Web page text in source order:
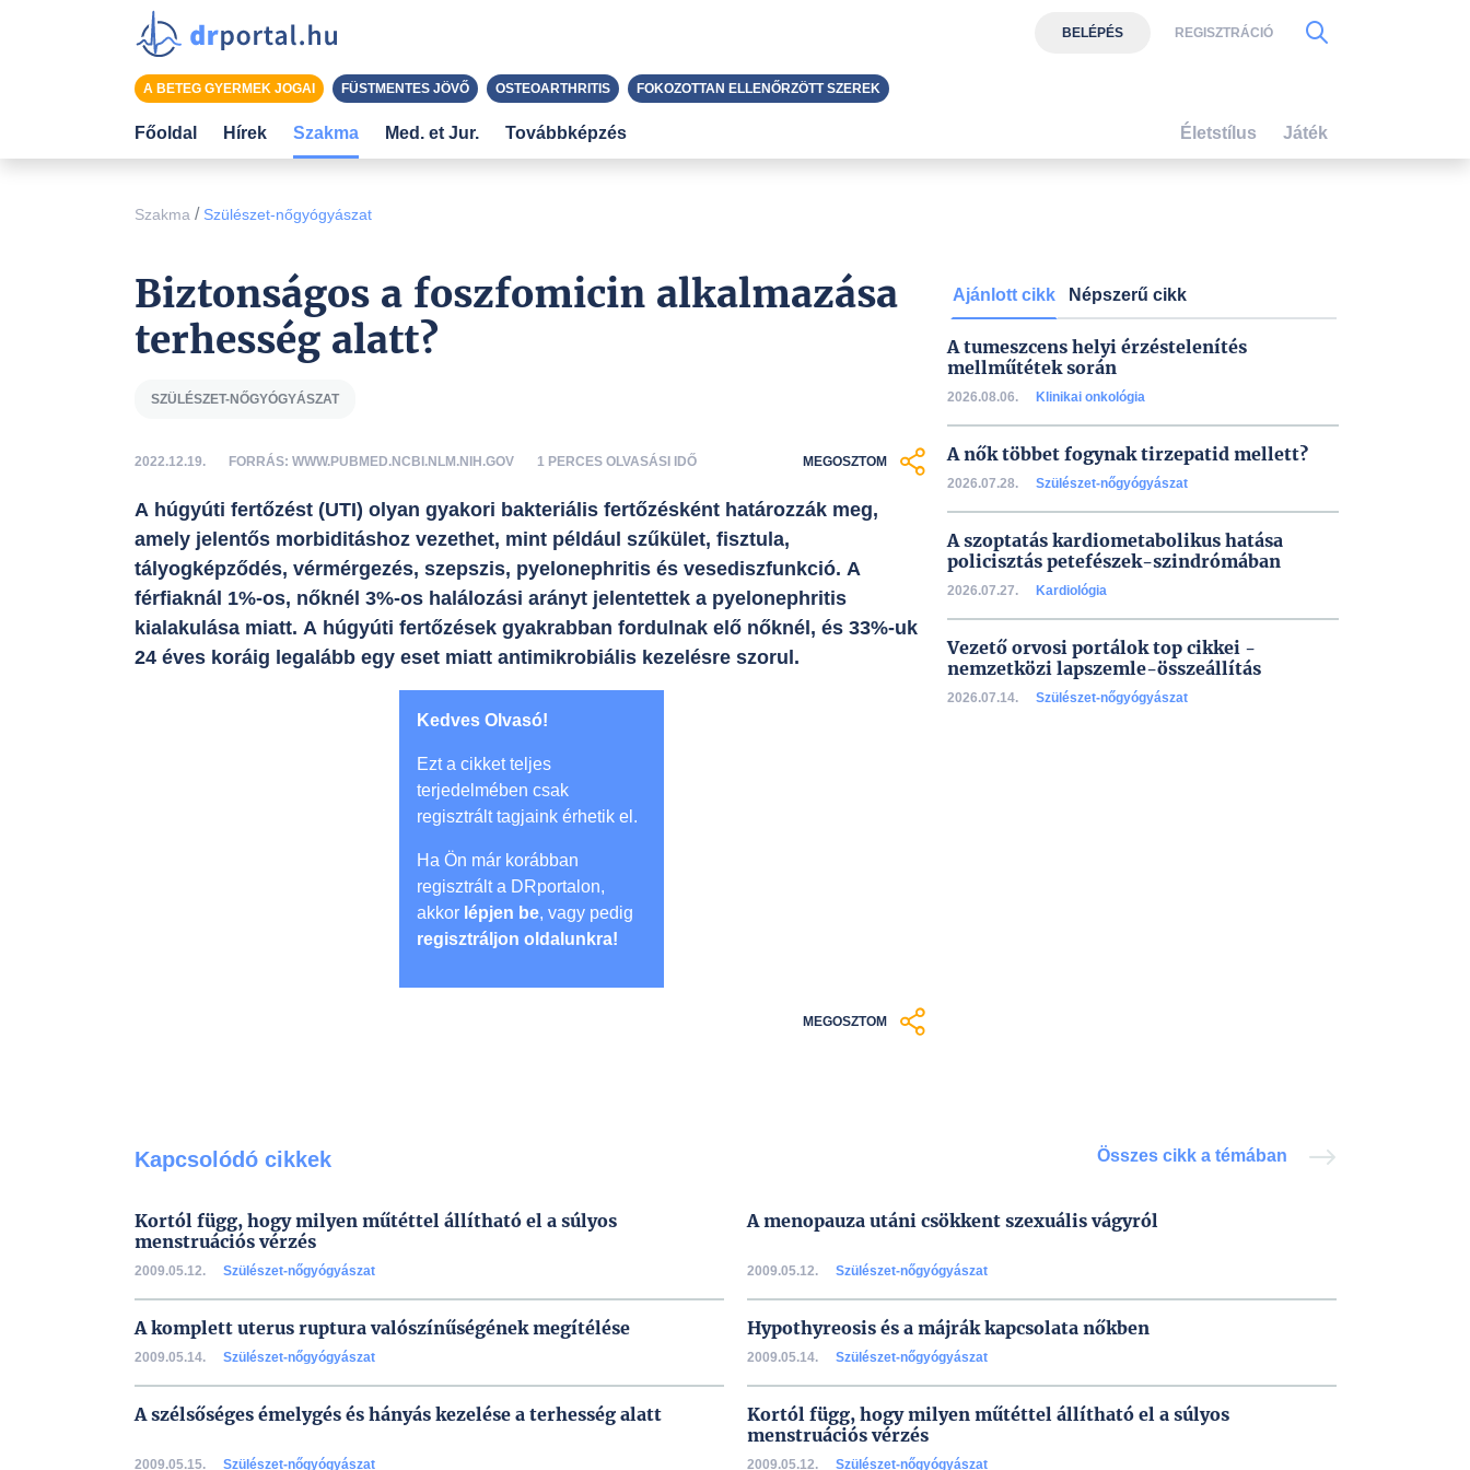
Szakma / Szülészet-nőgyógyászat
Biztonságos a foszfomicin alkalmazása
terhesség alatt?
SZÜLÉSZET-NŐGYÓGYÁSZAT
2022.12.19. FORRÁS: WWW.PUBMED.NCBI.NLM.NIH.GOV 1 PERCES OLVASÁSI IDŐ MEGOSZTOM
A húgyúti fertőzést (UTI) olyan gyakori bakteriális fertőzésként határozzák meg,
amely jelentős morbiditáshoz vezethet, mint például szűkület, fisztula,
tályogképződés, vérmérgezés, szepszis, pyelonephritis és vesediszfunkció. A
férfiaknál 1%-os, nőknél 3%-os halálozási arányt jelentettek a pyelonephritis
kialakulása miatt. A húgyúti fertőzések gyakrabban fordulnak elő nőknél, és 33%-uk
24 éves koráig legalább egy eset miatt antimikrobiális kezelésre szorul.
Kedves Olvasó!
Ezt a cikket teljes
terjedelmében csak
regisztrált tagjaink érhetik el.
Ha Ön már korábban
regisztrált a DRportalon,
akkor lépjen be, vagy pedig
regisztráljon oldalunkra!
MEGOSZTOM
Ajánlott cikk Népszerű cikk
A tumeszcens helyi érzéstelenítés
mellműtétek során
2026.08.06. Klinikai onkológia
A nők többet fogynak tirzepatid mellett?
2026.07.28. Szülészet-nőgyógyászat
A szoptatás kardiometabolikus hatása
policisztás petefészek-szindrómában
2026.07.27. Kardiológia
Vezető orvosi portálok top cikkei -
nemzetközi lapszemle-összeállítás
2026.07.14. Szülészet-nőgyógyászat
Kapcsolódó cikkek Összes cikk a témában
Kortól függ, hogy milyen műtéttel állítható el a súlyos
menstruációs vérzés
2009.05.12. Szülészet-nőgyógyászat
A menopauza utáni csökkent szexuális vágyról
2009.05.12. Szülészet-nőgyógyászat
A komplett uterus ruptura valószínűségének megítélése
2009.05.14. Szülészet-nőgyógyászat
Hypothyreosis és a májrák kapcsolata nőkben
2009.05.14. Szülészet-nőgyógyászat
A szélsőséges émelygés és hányás kezelése a terhesség alatt
2009.05.15. Szülészet-nőgyógyászat
Kortól függ, hogy milyen műtéttel állítható el a súlyos
menstruációs vérzés
2009.05.12. Szülészet-nőgyógyászat
BELÉPÉS REGISZTRÁCIÓ
A BETEG GYERMEK JOGAI FÜSTMENTES JÖVŐ OSTEOARTHRITIS FOKOZOTTAN ELLENŐRZÖTT SZEREK
Főoldal Hírek Szakma Med. et Jur. Továbbképzés Életstílus Játék